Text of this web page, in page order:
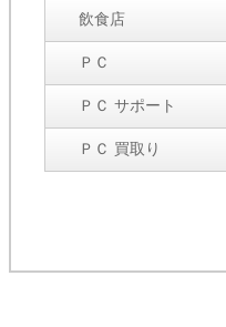
飲食店
ＰＣ
ＰＣ サポート
ＰＣ 買取り